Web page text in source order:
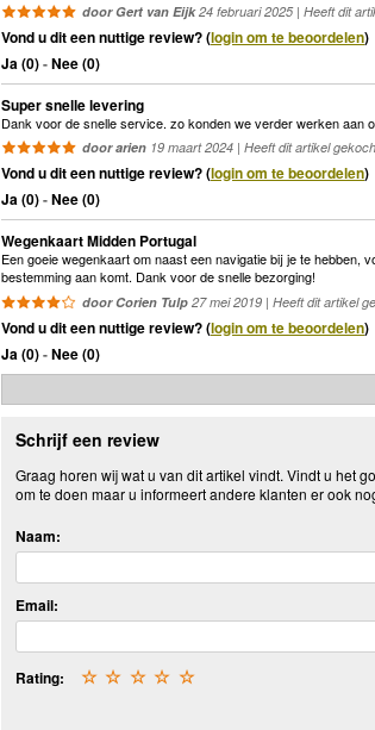
door Gert van Eijk24 februari 2025 | Heeft dit
Vond u dit een nuttige review? (login om te beoordelen)
Ja (0)-Nee (0)
Super snelle levering
Dank voor de snelle service. zo konden we verder werken aan
door arien 19 maart 2024 | Heeft dit artikel
Vond u dit een nuttige review? (login om te beoordelen)
Ja (0)-Nee (0)
Wegenkaart Midden Portugal
Een goeie wegenkaart om naast een navigatie bij je te hebben,
bestemming aan komt. Dank voor de snelle bezorging!
door Corien Tulp 27 mei 2019 | Heeft dit artikel
Vond u dit een nuttige review? (login om te beoordelen)
Ja (0)-Nee (0)
Schrijf een review
Graag horen wij wat u van dit artikel vindt. Vindt u het
om te doen maar u informeert andere klanten er ook
Naam:
Email:
Rating: ☆
☆
☆
☆
☆